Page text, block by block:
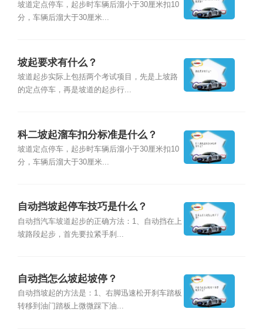
坡道定点停车，起步时车辆后溜小于30厘米扣10
分，车辆后溜大于30厘米...
坡起要求有什么？
坡道起步实际上包括两个考试项目，先是上坡路
的定点停车，再是坡道的起步行...
科二坡起溜车扣分标准是什么？
坡道定点停车，起步时车辆后溜小于30厘米扣10
分，车辆后溜大于30厘米...
自动挡坡起停车技巧是什么？
自动挡汽车坡道起步的正确方法：1、自动挡在上
坡路段起步，首先要拉紧手刹...
自动挡怎么坡起坡停？
自动挡坡起的方法是：1、右脚迅速松开刹车踏板
转移到油门踏板上微微踩下油...